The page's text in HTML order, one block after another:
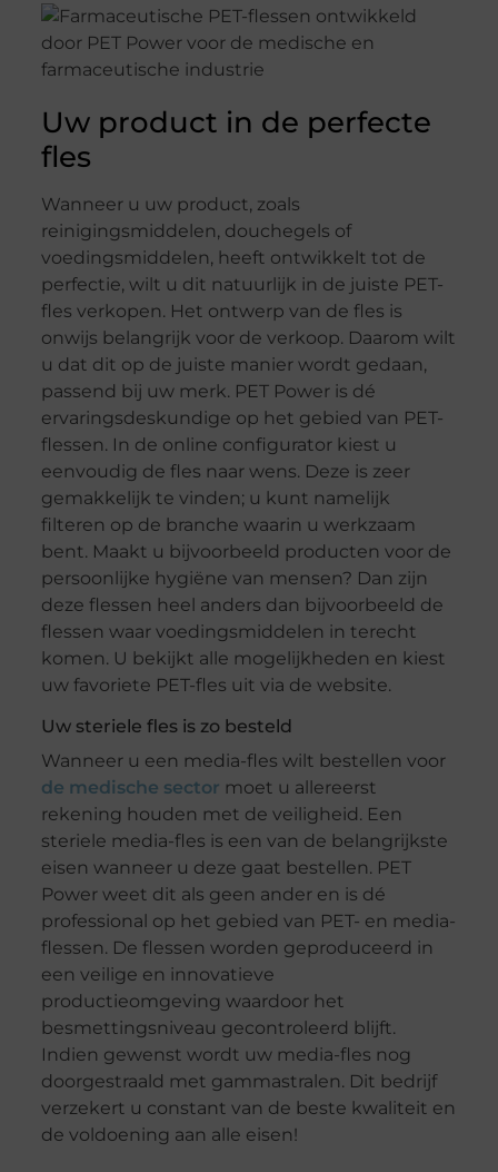
Uw product in de perfecte
fles
Wanneer u uw product, zoals
reinigingsmiddelen, douchegels of
voedingsmiddelen, heeft ontwikkelt tot de
perfectie, wilt u dit natuurlijk in de juiste PET-
fles verkopen. Het ontwerp van de fles is
onwijs belangrijk voor de verkoop. Daarom wilt
u dat dit op de juiste manier wordt gedaan,
passend bij uw merk. PET Power is dé
ervaringsdeskundige op het gebied van PET-
flessen. In de online configurator kiest u
eenvoudig de fles naar wens. Deze is zeer
gemakkelijk te vinden; u kunt namelijk
filteren op de branche waarin u werkzaam
bent. Maakt u bijvoorbeeld producten voor de
persoonlijke hygiëne van mensen? Dan zijn
deze flessen heel anders dan bijvoorbeeld de
flessen waar voedingsmiddelen in terecht
komen. U bekijkt alle mogelijkheden en kiest
uw favoriete PET-fles uit via de website.
Uw steriele fles is zo besteld
Wanneer u een media-fles wilt bestellen voor
de medische sector moet u allereerst
rekening houden met de veiligheid. Een
steriele media-fles is een van de belangrijkste
eisen wanneer u deze gaat bestellen. PET
Power weet dit als geen ander en is dé
professional op het gebied van PET- en media-
flessen. De flessen worden geproduceerd in
een veilige en innovatieve
productieomgeving waardoor het
besmettingsniveau gecontroleerd blijft.
Indien gewenst wordt uw media-fles nog
doorgestraald met gammastralen. Dit bedrijf
verzekert u constant van de beste kwaliteit en
de voldoening aan alle eisen!